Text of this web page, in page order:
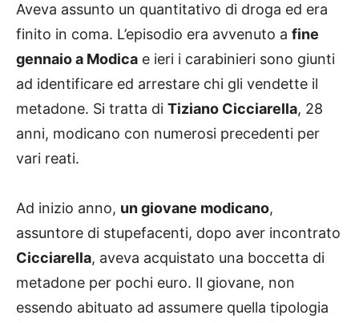
Aveva assunto un quantitativo di droga ed era
finito in coma. L’episodio era avvenuto a fine
gennaio a Modica e ieri i carabinieri sono giunti
ad identificare ed arrestare chi gli vendette il
metadone. Si tratta di Tiziano Cicciarella, 28
anni, modicano con numerosi precedenti per
vari reati.
Ad inizio anno, un giovane modicano,
assuntore di stupefacenti, dopo aver incontrato
Cicciarella, aveva acquistato una boccetta di
metadone per pochi euro. Il giovane, non
essendo abituato ad assumere quella tipologia